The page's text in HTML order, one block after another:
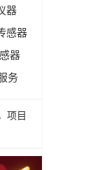
器
感器
器
务
项目